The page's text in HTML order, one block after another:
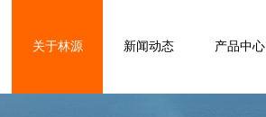
关于林源 新闻动态 产品中心